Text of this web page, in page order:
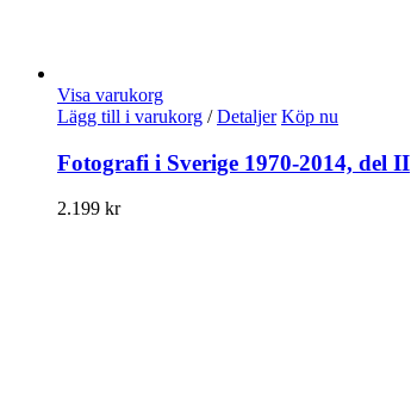
Visa varukorg
Lägg till i varukorg / Detaljer Köp nu
Fotografi i Sverige 1970-2014, del II
2.199 kr